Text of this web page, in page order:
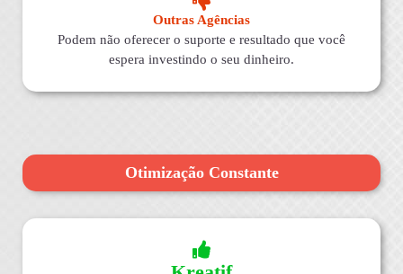
Outras Agências
Podem não oferecer o suporte e resultado que você
espera investindo o seu dinheiro.
Otimização Constante